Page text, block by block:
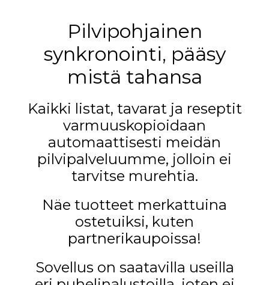
Pilvipohjainen
synkronointi, pääsy
mistä tahansa
Kaikki listat, tavarat ja reseptit
varmuuskopioidaan
automaattisesti meidän
pilvipalveluumme, jolloin ei
tarvitse murehtia.
Näe tuotteet merkattuina
ostetuiksi, kuten
partnerikaupoissa!
Sovellus on saatavilla useilla